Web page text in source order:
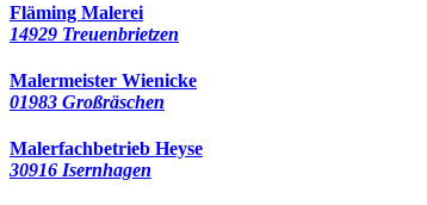
Fläming Malerei
14929 Treuenbrietzen
Malermeister Wienicke
01983 Großräschen
Malerfachbetrieb Heyse
30916 Isernhagen